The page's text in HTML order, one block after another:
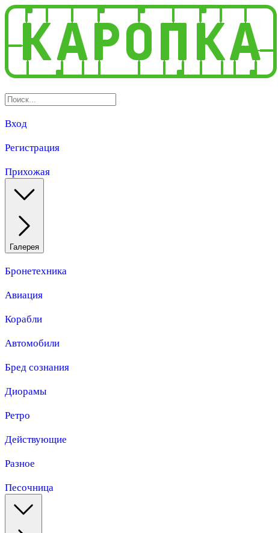
Вход
Регистрация
Прихожая
Галерея
Бронетехника
Авиация
Корабли
Автомобили
Бред сознания
Диорамы
Ретро
Действующие
Разное
Песочница